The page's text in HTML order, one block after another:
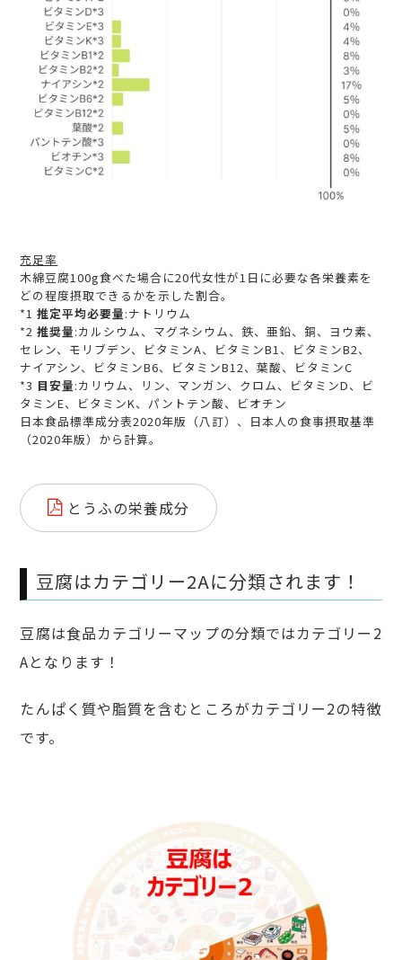
充足率
木綿豆腐100g食べた場合に20代女性が1日に必要な各栄養素を
どの程度摂取できるかを示した割合。
*1推定平均必要量:ナトリウム
*2推奨量:カルシウム、マグネシウム、鉄、亜鉛、銅、ヨウ素、
セレン、モリブデン、ビタミンA、ビタミンB1、ビタミンB2、
ナイアシン、ビタミンB6、ビタミンB12、葉酸、ビタミンC
*3 目安量:カリウム、リン、マンガン、クロム、ビタミンD、ビ
タミンE、ビタミンK、パントテン酸、ビオチン
日本食品標準成分表2020年版（八訂）、日本人の食事摂取基準
（2020年版）から計算。
とうふの栄養成分
豆腐はカテゴリー2Aに分類されます！
豆腐は食品カテゴリーマップの分類ではカテゴリー2
Aとなります！
たんぱく質や脂質を含むところがカテゴリー2の特徴
です。